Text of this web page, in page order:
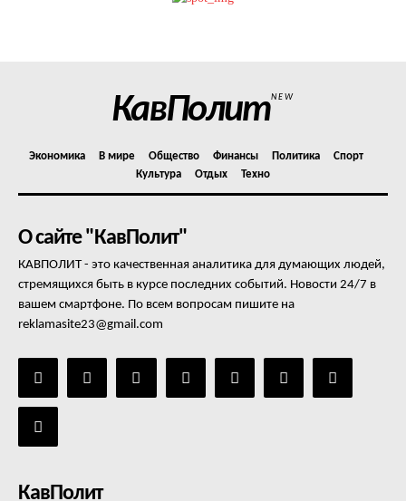
КавПолитNEW
Экономика В мире Общество Финансы Политика
Спорт
Культура
Отдых Техно
О сайте "КавПолит"
КАВПОЛИТ - это качественная аналитика для думающих людей,
стремящихся быть в курсе последних событий. Новости 24/7 в
вашем смартфоне. По всем вопросам пишите на
reklamasite23@gmail.com
КавПолит